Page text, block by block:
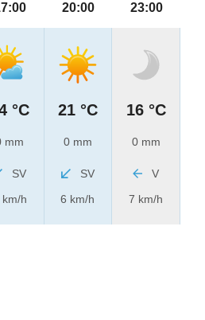
°C
mm
SV
km/h
20:00
21 °C
0 mm
SV
6 km/h
23:00
16 °C
0 mm
V
7 km/h